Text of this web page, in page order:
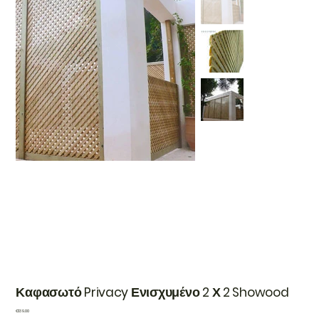
Καφασωτό Privacy Ενισχυμένο 2 Χ 2 Showood
Price
€139.00